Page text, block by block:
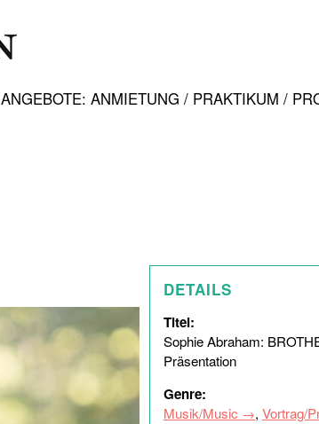
ANGEBOTE: ANMIETUNG / PRAKTIKUM /
DETAILS
Titel:
Sophie Abraham:
Präsentation
Genre:
Musik/Music , Vortrag/